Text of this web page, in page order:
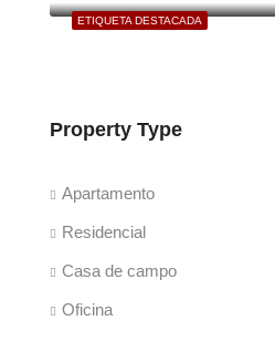
ETIQUETA DESTACADA
Property Type
Apartamento
Residencial
Casa de campo
Oficina